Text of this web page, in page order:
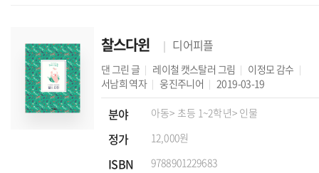
찰스다윈 디어피플
댄 그린 글 레이철 캣스탈러 그림 이정모 감수
서남희 역자 웅진주니어 2019-03-19
분야 아동> 초등 1~2학년> 인물
정가 12,000원
ISBN 9788901229683